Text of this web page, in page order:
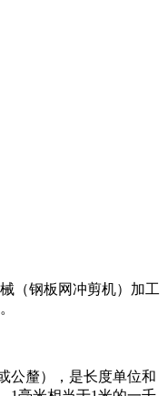
（钢板网冲剪机）加工
公釐），是长度单位和